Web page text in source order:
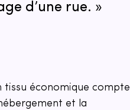
d’une rue. »
tissu économique compte
et la